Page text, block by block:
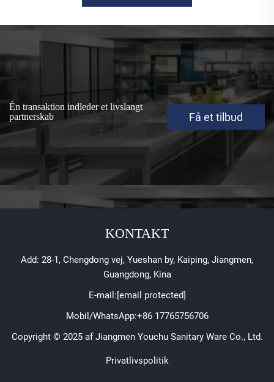
Én transaktion indleder et livslangt
partnerskab
Få et tilbud
KONTAKT
Add: 28-1, Chengdong vej, Yueshan by, Kaiping, Jiangmen,
Guangdong, Kina
E-mail:[email protected]
Mobil/WhatsApp:+86 17765756706
Copyright © 2025 af Jiangmen Youchu Sanitary Ware Co., Ltd.
Privatlivspolitik